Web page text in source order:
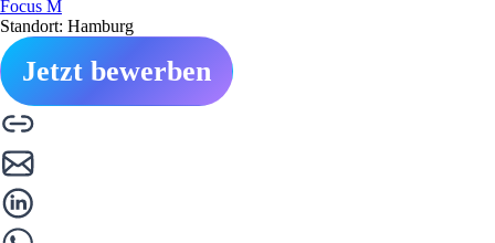
Focus M
Standort: Hamburg
Jetzt bewerben